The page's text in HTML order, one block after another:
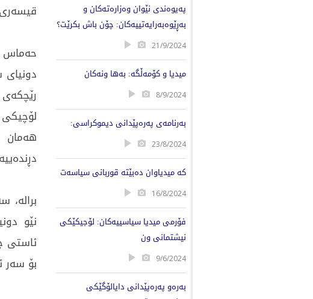
پەیوەندی نێوان وەزارەتەکان و
بەڕێوەبەرایەتییەکان: چۆن باش بکرێت؟
21/9/2024
میدیا و کۆمەڵگە: بەها ونەکان
8/9/2024
بەرنامەی پەرەپێدانی دیموکراسی:
23/8/2024
کە میدیاوان دەبێتە قوربانی سیاسەت
16/8/2024
فۆرمی میدیا سیاسییەکان: لۆجیکێکی
نیشتمانی ون
9/6/2024
بەرەو پەرەپێدانی دایالۆگێکی
حەماس
هەمان
نێو
ئاستی
بۆ سەر